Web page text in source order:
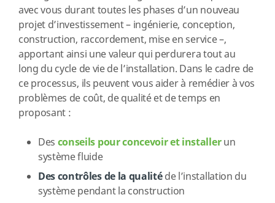
avec vous durant toutes les phases d’un nouveau
projet d’investissement – ingénierie, conception,
construction, raccordement, mise en service –,
apportant ainsi une valeur qui perdurera tout au
long du cycle de vie de l’installation. Dans le cadre de
ce processus, ils peuvent vous aider à remédier à vos
problèmes de coût, de qualité et de temps en
proposant :
Des conseils pour concevoir et installerun
système fluide
Des contrôles de la qualitéde l’installation du
système pendant la construction